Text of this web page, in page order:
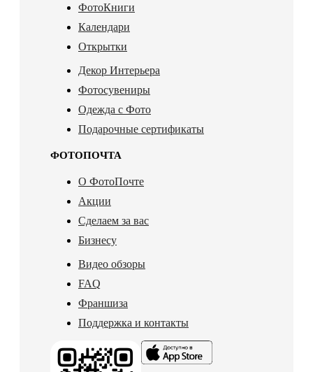
ФотоКниги
Календари
Открытки
Декор Интерьера
Фотосувениры
Одежда с Фото
Подарочные сертификаты
ФОТОПОЧТА
О ФотоПочте
Акции
Сделаем за вас
Бизнесу
Видео обзоры
FAQ
Франшиза
Поддержка и контакты